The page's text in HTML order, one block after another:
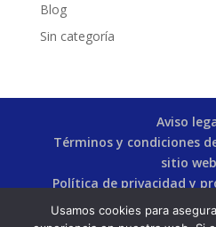
Blog
Sin categoría
Aviso
Términos y condiciones
sitio web
Política de privacidad y
personales
Usamos cookies para